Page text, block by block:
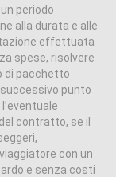
periodo
alla durata e alle
effettuata
spese, risolvere
di pacchetto
punto
contratto, se il
con un
e senza costi